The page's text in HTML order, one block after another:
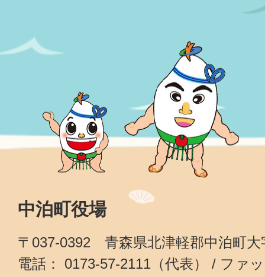
中泊町役場
〒037-0392 青森県北津軽郡中泊町大
電話： 0173-57-2111（代表） / ファ